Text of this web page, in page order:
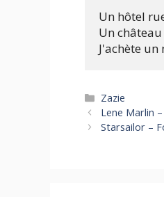
Un hôtel
Un
Categories
Zazie
Lene Marlin
Starsailor –